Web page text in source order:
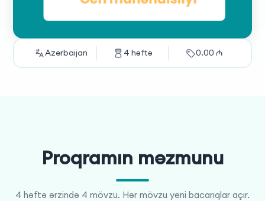
Azerbaijan 4 həftə 0.00 ₼
Proqramın məzmunu
4 həftə ərzində 4 mövzu. Hər mövzu yeni bacarıqlar açır.